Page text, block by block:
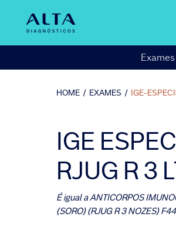
Exames
HOME / EXAMES / IGE-
IGE
RJUG R 3
É igual aANTICORPOS
(SORO) (RJUG R 3 NOZES)